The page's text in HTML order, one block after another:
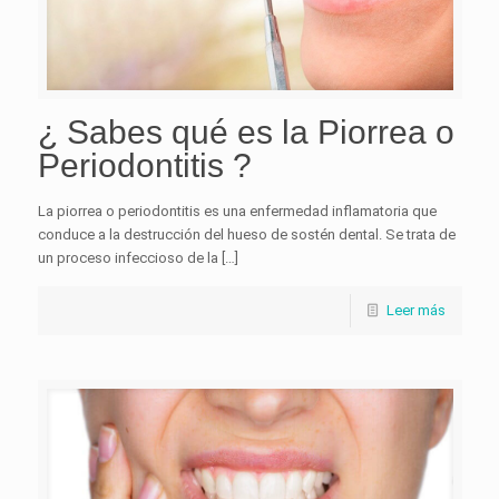
¿ Sabes qué es la Piorrea o
Periodontitis ?
La piorrea o periodontitis es una enfermedad inflamatoria que
conduce a la destrucción del hueso de sostén dental. Se trata de
un proceso infeccioso de la […]
Leer más